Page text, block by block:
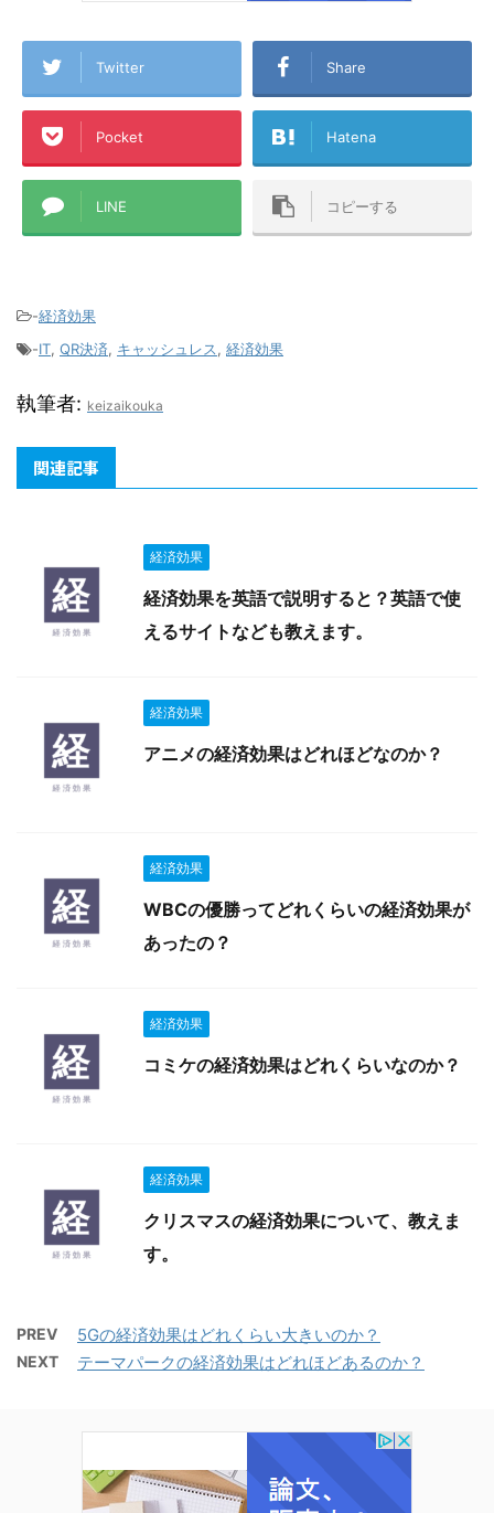
Twitter Share
Pocket Hatena
LINE コピーする
-経済効果
-IT, QR決済, キャッシュレス, 経済効果
執筆者: keizaikouka
関連記事
経済効果
経済効果を英語で説明すると？英語で使
えるサイトなども教えます。
経済効果
アニメの経済効果はどれほどなのか？
経済効果
WBCの優勝ってどれくらいの経済効果が
あったの？
経済効果
コミケの経済効果はどれくらいなのか？
経済効果
クリスマスの経済効果について、教えま
す。
PREV 5Gの経済効果はどれくらい大きいのか？
NEXT テーマパークの経済効果はどれほどあるのか？